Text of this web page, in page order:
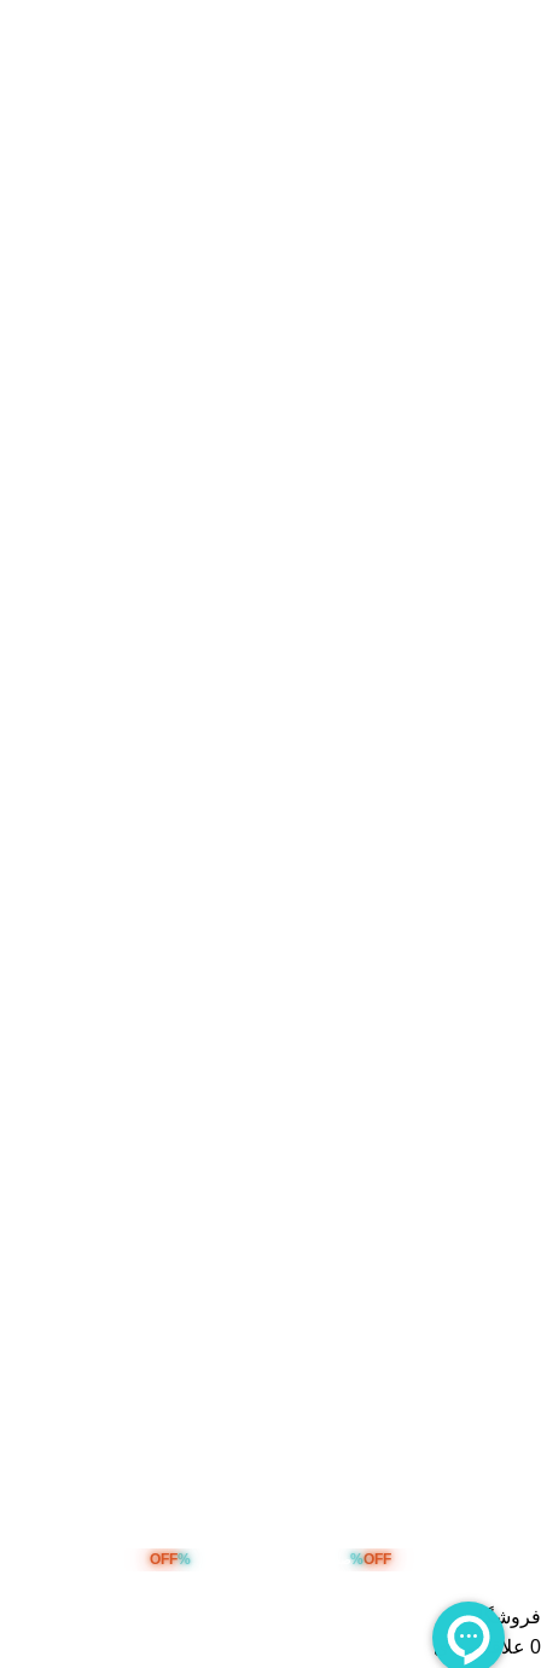
OFF
%صد هزار تومان تخفیف خرید اول %
OFF
فروشگاه
0 علاقه مندی